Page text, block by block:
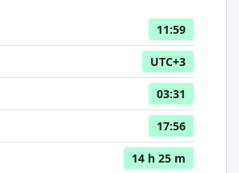
11:59
UTC+3
03:31
17:56
14 h 25 m